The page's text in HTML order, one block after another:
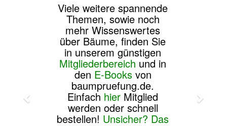
Viele weitere spannende
Themen, sowie noch
mehr Wissenswertes
über Bäume, finden Sie
in unserem günstigen
Mitgliederbereich und in
den E-Booksvon
baumpruefung.de.
Einfach hier Mitglied
werden oder schnell
bestellen! Unsicher? Das